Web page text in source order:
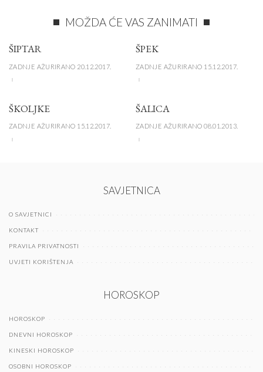
MOŽDA ĆE VAS ZANIMATI
ŠIPTAR
ZADNJE AŽURIRANO 20.12.2017.
ŠPEK
ZADNJE AŽURIRANO 15.12.2017.
ŠKOLJKE
ZADNJE AŽURIRANO 15.12.2017.
ŠALICA
ZADNJE AŽURIRANO 08.01.2013.
SAVJETNICA
O SAVJETNICI
KONTAKT
PRAVILA PRIVATNOSTI
UVJETI KORIŠTENJA
HOROSKOP
HOROSKOP
DNEVNI HOROSKOP
KINESKI HOROSKOP
OSOBNI HOROSKOP